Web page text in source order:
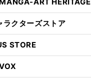
ラクターズストア
STORE